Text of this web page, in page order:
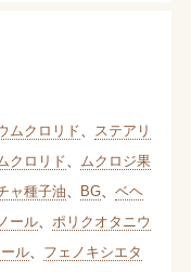
ムクロリド
ステアリ
クロリド
ムクロジ果
ャ種子油 BG、 ベヘ
ール、 ポリクオタニウ
ル、 フェノキシエタ